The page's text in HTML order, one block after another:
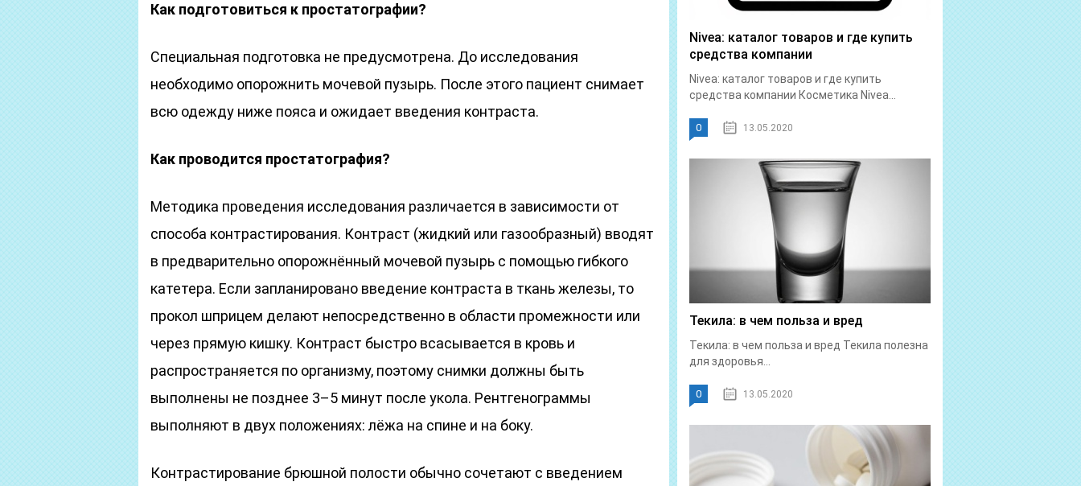
Как подготовиться к простатографии?
Специальная подготовка не предусмотрена. До исследования
необходимо опорожнить мочевой пузырь. После этого пациент снимает
всю одежду ниже пояса и ожидает введения контраста.
Как проводится простатография?
Методика проведения исследования различается в зависимости от
способа контрастирования. Контраст (жидкий или газообразный) вводят
в предварительно опорожнённый мочевой пузырь с помощью гибкого
катетера. Если запланировано введение контраста в ткань железы, то
прокол шприцем делают непосредственно в области промежности или
через прямую кишку. Контраст быстро всасывается в кровь и
распространяется по организму, поэтому снимки должны быть
выполнены не позднее 3–5 минут после укола. Рентгенограммы
выполняют в двух положениях: лёжа на спине и на боку.
Контрастирование брюшной полости обычно сочетают с введением
Nivea: каталог товаров и где купить
средства компании
Nivea: каталог товаров и где купить
средства компании Косметика Nivea...
0 13.05.2020
Текила: в чем польза и вред
Текила: в чем польза и вред Текила полезна
для здоровья...
0 13.05.2020